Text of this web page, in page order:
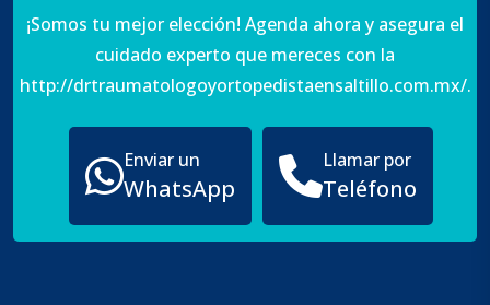
¡Somos tu mejor elección! Agenda ahora y asegura el
cuidado experto que mereces con la
http://drtraumatologoyortopedistaensaltillo.com.mx/.
Enviar un
WhatsApp
Llamar por
Teléfono